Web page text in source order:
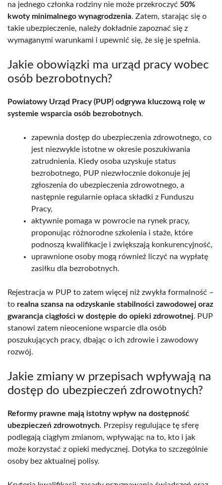
na jednego członka rodziny nie może przekroczyć 50%
kwoty minimalnego wynagrodzenia. Zatem, starając się o
takie ubezpieczenie, należy dokładnie zapoznać się z
wymaganymi warunkami i upewnić się, że się je spełnia.
Jakie obowiązki ma urząd pracy wobec
osób bezrobotnych?
Powiatowy Urząd Pracy (PUP) odgrywa kluczową rolę w
systemie wsparcia osób bezrobotnych.
zapewnia dostęp do ubezpieczenia zdrowotnego, co
jest niezwykle istotne w okresie poszukiwania
zatrudnienia. Kiedy osoba uzyskuje status
bezrobotnego, PUP niezwłocznie dokonuje jej
zgłoszenia do ubezpieczenia zdrowotnego, a
następnie regularnie opłaca składki z Funduszu
Pracy,
aktywnie pomaga w powrocie na rynek pracy,
proponując różnorodne szkolenia i staże, które
podnoszą kwalifikacje i zwiększają konkurencyjność,
uprawnione osoby mogą również liczyć na wypłatę
zasiłku dla bezrobotnych.
Rejestracja w PUP to zatem więcej niż zwykła formalność –
to realna szansa na odzyskanie stabilności zawodowej oraz
gwarancja ciągłości w dostępie do opieki zdrowotnej. PUP
stanowi zatem nieocenione wsparcie dla osób
poszukujących pracy, dbając o ich zdrowie i zawodowy
rozwój.
Jakie zmiany w przepisach wpływają na
dostęp do ubezpieczeń zdrowotnych?
Reformy prawne mają istotny wpływ na dostępność
ubezpieczeń zdrowotnych. Przepisy regulujące tę sferę
podlegają ciągłym zmianom, wpływając na to, kto i jak
może korzystać z opieki medycznej. Dotyka to szczególnie
osoby bez aktualnej polisy.